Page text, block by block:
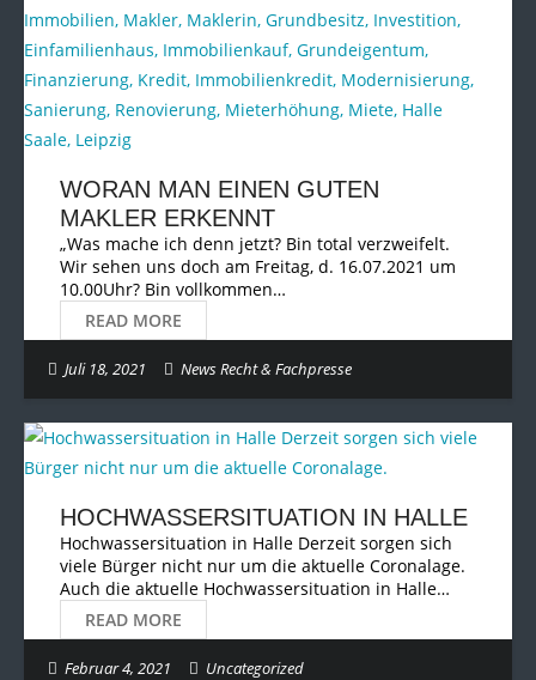
WORAN MAN EINEN GUTEN
MAKLER ERKENNT
„Was mache ich denn jetzt? Bin total verzweifelt.
Wir sehen uns doch am Freitag, d. 16.07.2021 um
10.00Uhr? Bin vollkommen…
READ MORE
Juli 18, 2021 News Recht & Fachpresse
HOCHWASSERSITUATION IN HALLE
Hochwassersituation in Halle Derzeit sorgen sich
viele Bürger nicht nur um die aktuelle Coronalage.
Auch die aktuelle Hochwassersituation in Halle…
READ MORE
Februar 4, 2021 Uncategorized